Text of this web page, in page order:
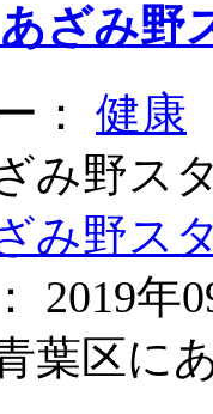
ざみ野
： 健康
み野ス
み野ス
2019年
葉区に